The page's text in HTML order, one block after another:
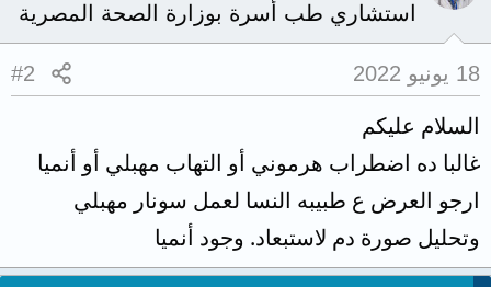
استشاري طب أسرة بوزارة الصحة المصرية
18 يونيو 2022 #2
السلام عليكم
غالبا ده اضطراب هرموني أو التهاب مهبلي أو أنميا
ارجو العرض ع طبيبه النسا لعمل سونار مهبلي
وتحليل صورة دم لاستبعاد. وجود أنميا